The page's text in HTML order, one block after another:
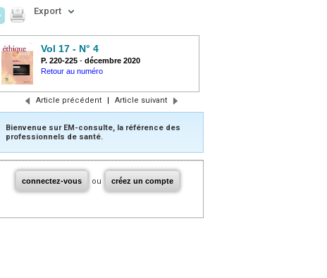
Export
Vol 17 - N° 4
P. 220-225 - décembre 2020
Retour au numéro
Article précédent | Article suivant
Bienvenue sur EM-consulte, la référence des
professionnels de santé.
connectez-vous ou créez un compte